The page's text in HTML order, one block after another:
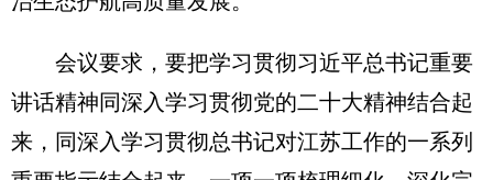
会议要求，要把学习贯彻习近平总书记重要
讲话精神同深入学习贯彻党的二十大精神结合起
来，同深入学习贯彻总书记对江苏工作的一系列